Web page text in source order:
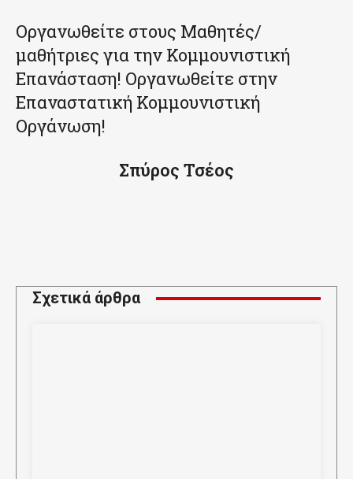
Οργανωθείτε στους Μαθητές/
μαθήτριες για την Κομμουνιστική
Επανάσταση! Οργανωθείτε στην
Επαναστατική Κομμουνιστική
Οργάνωση!
Σπύρος Τσέος
Σχετικά άρθρα